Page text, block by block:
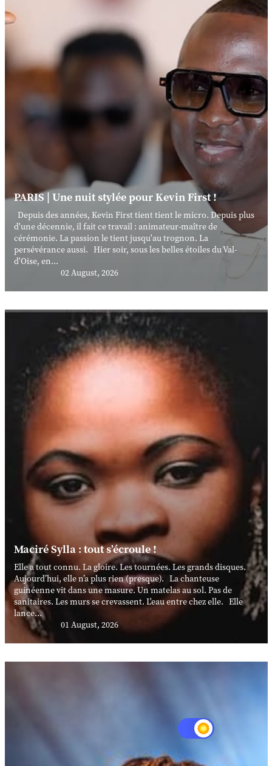
PARIS | Une nuit stylée pour Kevin First !
Depuis des années, Kevin First tient tient le micro. Depuis plus
d'une décennie, il fait ce travail : animateur-maître de
cérémonie. La passion le tient jusqu'au trognon. La
persévérance aussi. Hier soir, sous les belles étoiles du Val-
d'Oise, en...
02 August, 2026
Maciré Sylla : tout s’écroule !
Elle a tout connu. La gloire. Les tournées. Les grands disques.
Aujourd’hui, elle n’a plus rien (presque). La chanteuse
guinéenne vit dans une masure. Un matelas au sol. Pas de
sanitaires. Les murs se crevassent. L'eau entre chez elle. Elle
lance...
01 August, 2026